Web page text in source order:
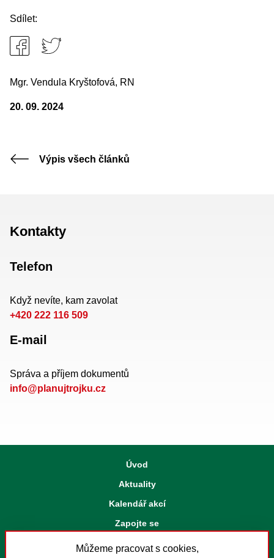
Můžeme pracovat s cookies,
Sdílet:
Mgr. Vendula Kryštofová, RN
20. 09. 2024
Výpis všech článků
Kontakty
Telefon
Když nevíte, kam zavolat
+420 222 116 509
E-mail
Správa a příjem dokumentů
info@planujtrojku.cz
Úvod
Aktuality
Kalendář akcí
Zapojte se